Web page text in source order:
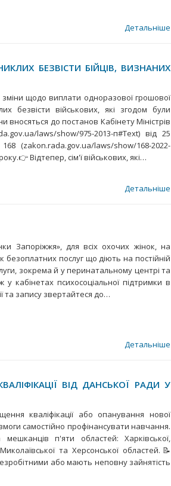
Детальніше
БЕЗВІСТИ БІЙЦІВ, ВИЗНАНИХ
зміни щодо виплати одноразової грошової
безвісти військових, які згодом були
вносяться до постанов Кабінету Міністрів
laws/show/975-2013-п#Text) від 25
(zakon.rada.gov.ua/laws/show/168-2022-
Відтепер, сім'ї військових, які…
Детальніше
Запоріжжя», для всіх охочих жінок, на
безоплатних послуг що діють на постійній
зокрема й у перинатальному центрі та
кабінетах психосоціальної підтримки в
та запису звертайтеся до…
Детальніше
ВІД ДАНСЬКОЇ РАДИ У
кваліфікації або опанування нової
самостійно профінансувати навчання.
п'яти областей: Харківської,
та Херсонської областей.📝
або мають неповну зайнятість